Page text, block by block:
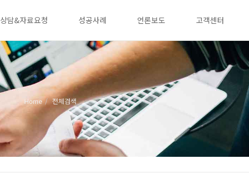
상담&자료요청 성공사례 언론보도 고객센터
Home 전체검색